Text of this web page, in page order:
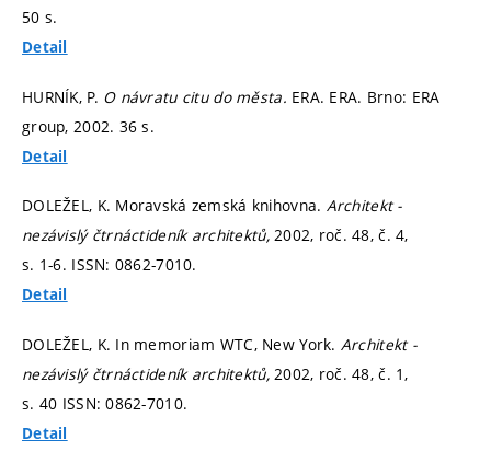
50 s.
Detail
HURNÍK, P. O návratu citu do města. ERA. ERA. Brno: ERA
group, 2002. 36 s.
Detail
DOLEŽEL, K. Moravská zemská knihovna. Architekt -
nezávislý čtrnáctideník architektů,2002, roč. 48, č. 4,
s. 1-6. ISSN: 0862-7010.
Detail
DOLEŽEL, K. In memoriam WTC, New York. Architekt -
nezávislý čtrnáctideník architektů, 2002, roč. 48, č. 1,
s. 40 ISSN: 0862-7010.
Detail